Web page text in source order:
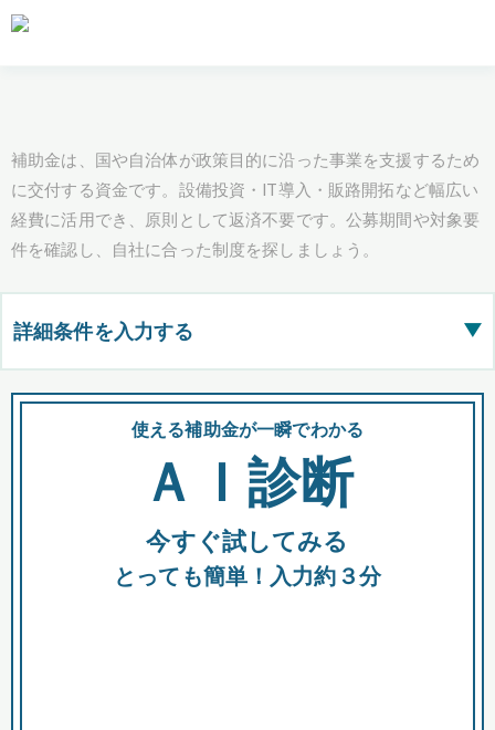
補助金は、国や自治体が政策目的に沿った事業を支援するため
に交付する資金です。設備投資・IT導入・販路開拓など幅広い
経費に活用でき、原則として返済不要です。公募期間や対象要
件を確認し、自社に合った制度を探しましょう。
詳細条件を入力する ▶
都道府県
全国の検索結果を含めて表示
助成金 融資 出資
使える補助金が一瞬でわかる
ＡＩ診断
今すぐ試してみる
とっても簡単！入力約３分